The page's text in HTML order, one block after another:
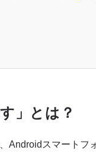
」とは？
Androidスマート